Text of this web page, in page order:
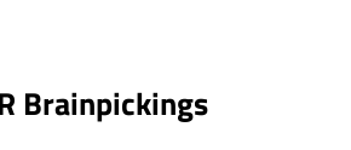
Brainpickings